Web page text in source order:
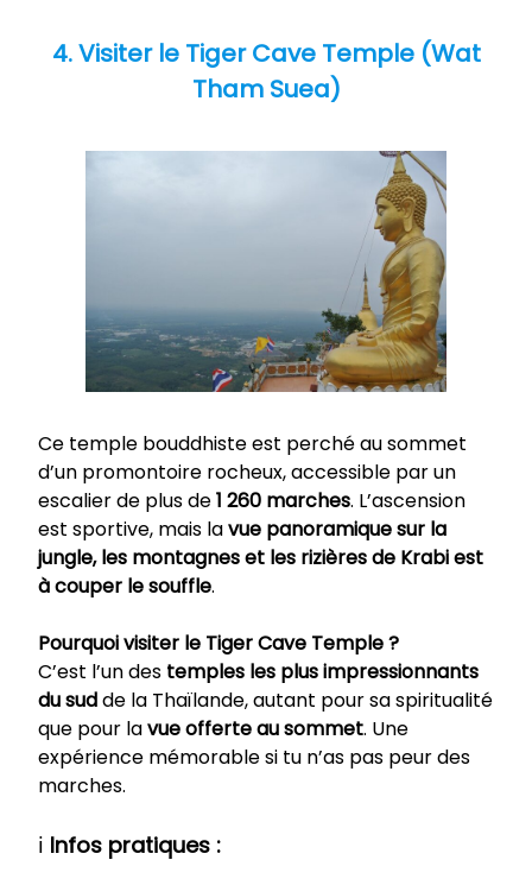
4. Visiter le Tiger Cave Temple (Wat
Tham Suea)
Ce temple bouddhiste est perché au sommet
d’un promontoire rocheux, accessible par un
escalier de plus de1 260 marches. L’ascension
est sportive, mais lavue panoramique sur la
jungle, les montagnes et les rizières de Krabi est
à couper le souffle.
Pourquoi visiter le Tiger Cave Temple?
C’est l’un des temples les plus impressionnants
du sudde la Thaïlande, autant pour sa spiritualité
que pour lavue offerte au sommet. Une
expérience mémorable si tu n’as pas peur des
marches.
ℹ️ Infos pratiques :